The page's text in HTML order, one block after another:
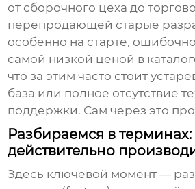
от сборочного цеха до
перепродающей старые
особенно на старте, ошибочно
самой низкой ценой в
что за этим часто стоит
база или полное отсутствие
поддержки. Сам через это
Разбираемся в терминах:
действительно
Здесь ключевой момент —